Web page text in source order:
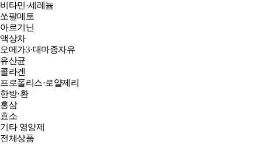
비타민·세레늄
쏘팔메토
아르기닌
액상차
오메가3·대마종자유
유산균
콜라겐
프로폴리스·로얄제리
한방·환
홍삼
효소
기타 영양제
전체상품